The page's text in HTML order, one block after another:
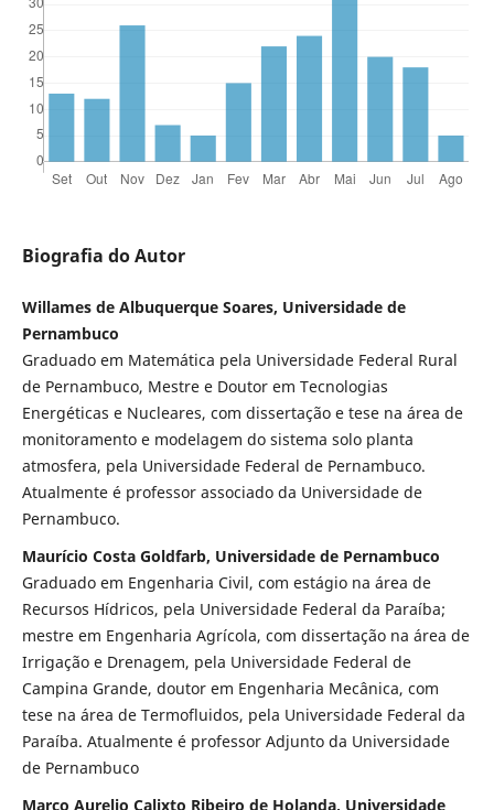
Biografia do Autor
Willames de Albuquerque Soares, Universidade de
Pernambuco
Graduado em Matemática pela Universidade Federal Rural
de Pernambuco, Mestre e Doutor em Tecnologias
Energéticas e Nucleares, com dissertação e tese na área de
monitoramento e modelagem do sistema solo planta
atmosfera, pela Universidade Federal de Pernambuco.
Atualmente é professor associado da Universidade de
Pernambuco.
Maurício Costa Goldfarb, Universidade de Pernambuco
Graduado em Engenharia Civil, com estágio na área de
Recursos Hídricos, pela Universidade Federal da Paraíba;
mestre em Engenharia Agrícola, com dissertação na área de
Irrigação e Drenagem, pela Universidade Federal de
Campina Grande, doutor em Engenharia Mecânica, com
tese na área de Termofluidos, pela Universidade Federal da
Paraíba. Atualmente é professor Adjunto da Universidade
de Pernambuco
Marco Aurelio Calixto Ribeiro de Holanda, Universidade